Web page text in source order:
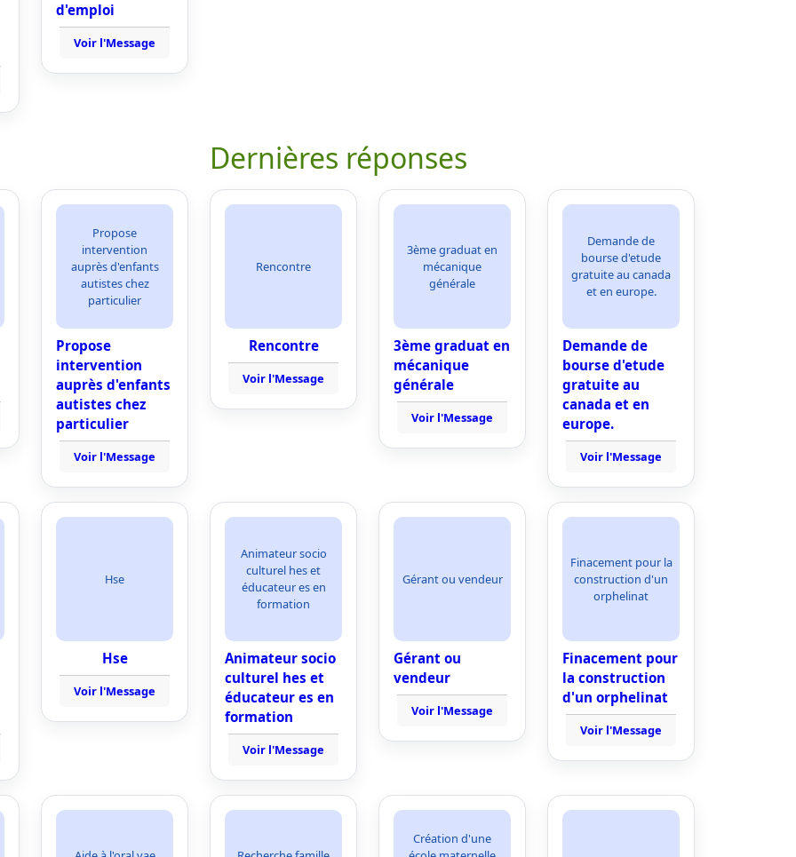
d'emploi
Voir l'Message
Propose
intervention
auprès d'enfants
autistes chez
particulier
Propose
intervention
auprès d'enfants
autistes chez
particulier
Voir l'Message
Hse
Hse
Voir l'Message
Dernières réponses
Rencontre
Rencontre
Voir l'Message
3ème graduat en
mécanique
générale
3ème graduat en
mécanique
générale
Voir l'Message
Demande de
bourse d'etude
gratuite au canada
et en europe.
Demande de
bourse d'etude
gratuite au
canada et en
europe.
Voir l'Message
Animateur socio
culturel hes et
éducateur es en
formation
Animateur socio
culturel hes et
éducateur es en
formation
Voir l'Message
Gérant ou vendeur
Gérant ou
vendeur
Voir l'Message
Finacement pour la
construction d'un
orphelinat
Finacement pour
la construction
d'un orphelinat
Voir l'Message
Création d'une